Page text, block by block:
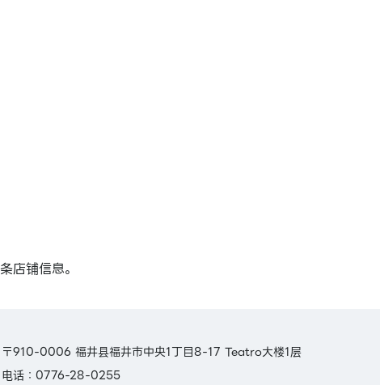
条店铺信息。
〒910-0006 福井县福井市中央1丁目8-17 Teatro大楼1层
电话：0776-28-0255